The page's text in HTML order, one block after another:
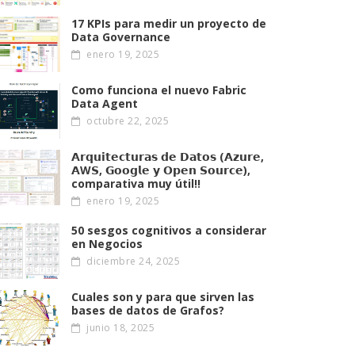
17 KPIs para medir un proyecto de
Data Governance
enero 19, 2025
Como funciona el nuevo Fabric
Data Agent
octubre 22, 2025
𝗔𝗿𝗾𝘂𝗶𝘁𝗲𝗰𝘁𝘂𝗿𝗮𝘀 𝗱𝗲 𝗗𝗮𝘁𝗼𝘀 (𝗔𝘇𝘂𝗿𝗲,
𝗔W𝗦, 𝗚𝗼𝗼𝗴𝗹𝗲 𝘆 𝗢𝗽𝗲𝗻 𝗦𝗼𝘂𝗿𝗰𝗲),
comparativa muy útil!!
enero 19, 2025
50 sesgos cognitivos a considerar
en Negocios
diciembre 24, 2025
Cuales son y para que sirven las
bases de datos de Grafos?
junio 18, 2025